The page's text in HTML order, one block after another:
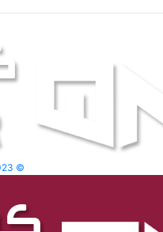
©